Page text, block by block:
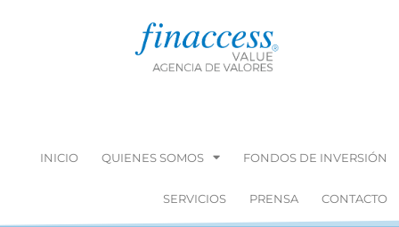
INICIO QUIENES SOMOS FONDOS DE INVERSIÓN
SERVICIOS PRENSA CONTACTO